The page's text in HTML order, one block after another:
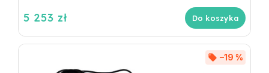
5 253 zł Do koszyka
–19 %